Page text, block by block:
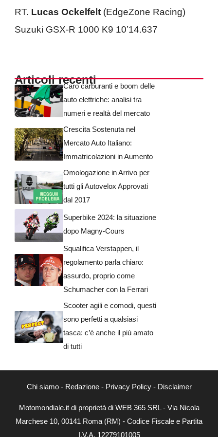
RT. Lucas Ockelfelt (EdgeZone Racing)
Suzuki GSX-R 1000 K9 10’14.637
Articoli recentiCaro carburanti e boom delle
auto elettriche: analisi tra
numeri e realtà del mercato
Crescita Sostenuta nel
Mercato Auto Italiano:
Immatricolazioni in Aumento
Omologazione in Arrivo per
tutti gli Autovelox Approvati
dal 2017
Superbike 2024: la situazione
dopo Magny-Cours
Squalifica Verstappen, il
regolamento parla chiaro:
assurdo, proprio come
Schumacher con la Ferrari
Scooter agili e comodi, questi
sono perfetti a qualsiasi
tasca: c’è anche il più amato
di tutti
Chi siamo- Redazione- Privacy Policy- Disclaimer
Motomondiale.it di proprietà di WEB 365 SRL - Via Nicola
Marchese 10, 00141 Roma (RM) - Codice Fiscale e Partita
I.V.A. 12279101005